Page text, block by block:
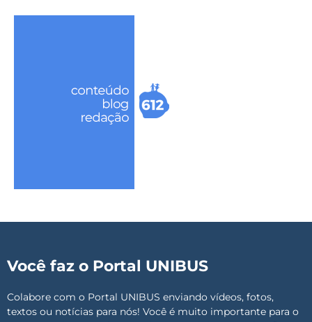
Você faz o Portal UNIBUS
Colabore com o Portal UNIBUS enviando vídeos, fotos,
textos ou notícias para nós! Você é muito importante para o